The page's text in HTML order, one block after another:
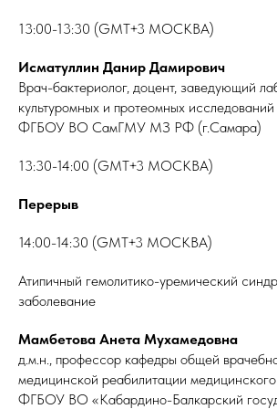
13:00-13:30 (GMT+3 МОСКВА)
Исматуллин Данир Дамирович
Врач-бактериолог, доцент, заведующий
культуромных и протеомных
ФГБОУ ВО СамГМУ МЗ РФ (г.Самара)
13:30-14:00 (GMT+3 МОСКВА)
Перерыв
14:00-14:30 (GMT+3 МОСКВА)
Атипичный гемолитико-уремический
заболевание
Мамбетова Анета Мухамедовна
д.м.н., профессор кафедры общей
медицинской реабилитации медицинского
ФГБОУ ВО «Кабардино-Балкарский